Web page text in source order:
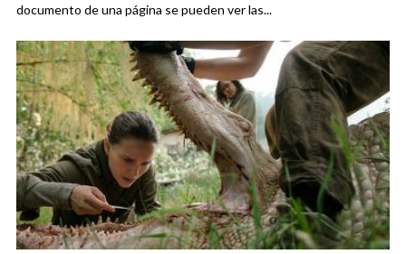
documento de una página se pueden ver las...